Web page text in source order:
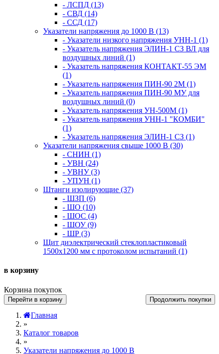
- ЛСПД (13)
- СВД (14)
- ССД (17)
Указатели напряжения до 1000 В (13)
- Указатели низкого напряжения УНН-1 (1)
- Указатель напряжения ЭЛИН-1 СЗ ВЛ для
воздушных линий (1)
- Указатель напряжения КОНТАКТ-55 ЭМ
(1)
- Указатель напряжения ПИН-90 2М (1)
- Указатель напряжения ПИН-90 МУ для
воздушных линий (0)
- Указатель напряжения УН-500М (1)
- Указатель напряжения УНН-1 "КОМБИ"
(1)
- Указатель напряжения ЭЛИН-1 СЗ (1)
Указатели напряжения свыше 1000 В (30)
- СНИН (1)
- УВН (24)
- УВНУ (3)
- УПУН (1)
Штанги изолирующие (37)
- ШЗП (6)
- ШО (10)
- ШОС (4)
- ШОУ (9)
- ШР (3)
Щит диэлектрический стеклопластиковый
1500х1200 мм с протоколом испытаний (1)
в корзину
Корзина покупок
Перейти в корзину Продолжить покупки
Главная
»
Каталог товаров
»
Указатели напряжения до 1000 В